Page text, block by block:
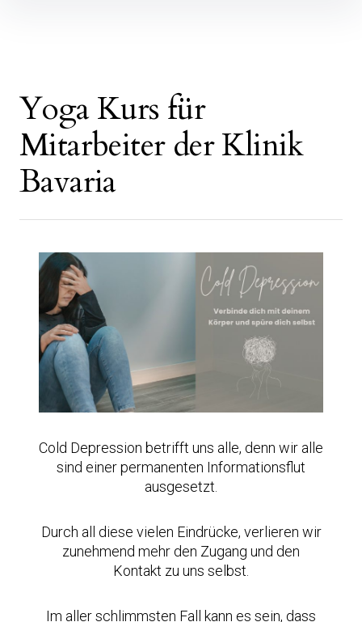
Yoga Kurs für
Mitarbeiter der Klinik
Bavaria
Cold Depression betrifft uns alle, denn wir alle
sind einer permanenten Informationsflut
ausgesetzt.
Durch all diese vielen Eindrücke, verlieren wir
zunehmend mehr den Zugang und den
Kontakt zu uns selbst.
Im aller schlimmsten Fall kann es sein, dass